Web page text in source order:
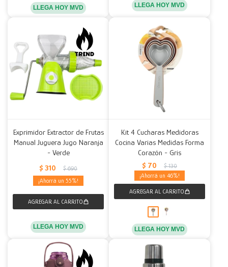
LLEGA HOY MVD LLEGA HOY MVD
Exprimidor Extractor de Frutas
Manual Juguera Jugo Naranja
- Verde
$ 310 $ 690
55
LLEGA HOY MVD
Kit 4 Cucharas Medidoras
Cocina Varias Medidas Forma
Corazón - Gris
$ 70 $ 130
46
LLEGA HOY MVD